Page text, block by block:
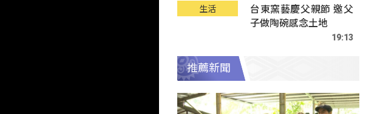
生活
台東窯藝慶父親節 邀父
子做陶碗感念土地
19:13
推薦新聞